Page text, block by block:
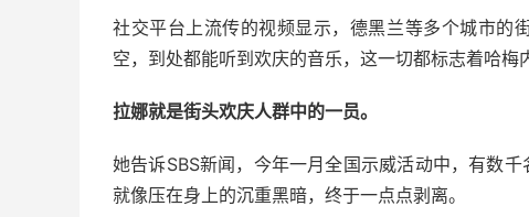
社交平台上流传的视频显示，德黑兰等多个城市的
空，到处都能听到欢庆的音乐，这一切都标志着哈梅
拉娜就是街头欢庆人群中的一员。
她告诉SBS新闻，今年一月全国示威活动中，有数
就像压在身上的沉重黑暗，终于一点点剥离。